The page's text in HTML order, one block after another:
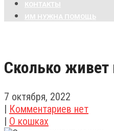
КОНТАКТЫ
ИМ НУЖНА ПОМОЩЬ
Сколько
7 октября, 2022
| Комментариев нет
| О кошках